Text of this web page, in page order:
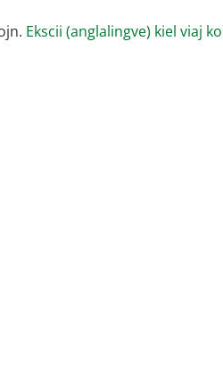
Ekscii (anglalingve) kiel viaj